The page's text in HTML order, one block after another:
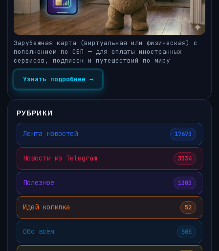
Зарубежная карта (виртуальная или физическая) с
пополнением по СБП — для оплаты иностранных
сервисов, подписок и путешествий по миру
Узнать подробнее →
РУБРИКИ
Лента новостей 17673
Новости из Telegram 3334
Полезное 1303
Идей копилка 52
Обо всём 505